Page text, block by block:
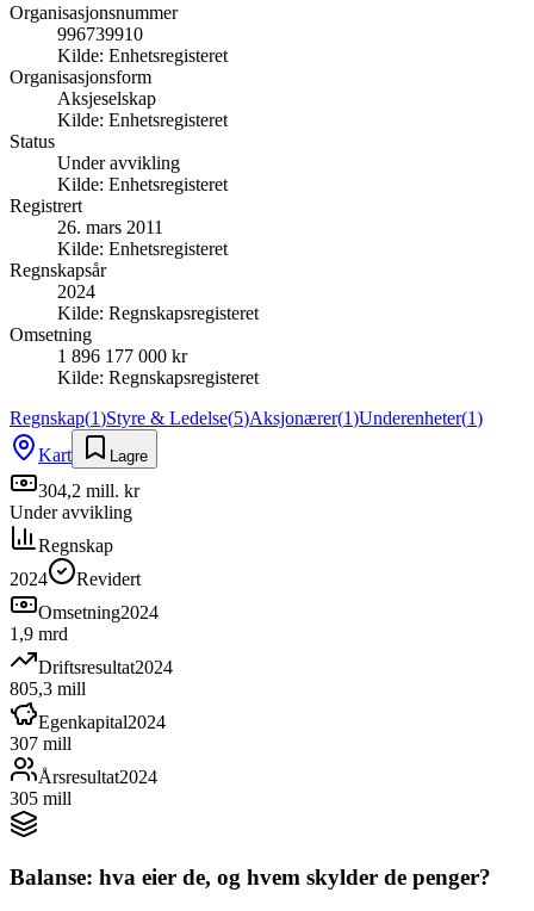
Organisasjonsnummer
996739910
Kilde: Enhetsregisteret
Organisasjonsform
Aksjeselskap
Kilde: Enhetsregisteret
Status
Under avvikling
Kilde: Enhetsregisteret
Registrert
26. mars 2011
Kilde: Enhetsregisteret
Regnskapsår
2024
Kilde: Regnskapsregisteret
Omsetning
1 896 177 000 kr
Kilde: Regnskapsregisteret
Regnskap(1)Styre & Ledelse(5)Aksjonærer(1)Underenheter(1)
Kart
Lagre
304,2 mill. kr
Under avvikling
Regnskap
2024
Revidert
Omsetning2024
1,9 mrd
Driftsresultat2024
805,3 mill
Egenkapital2024
307 mill
Årsresultat2024
305 mill
Balanse: hva eier de, og hvem skylder de penger?